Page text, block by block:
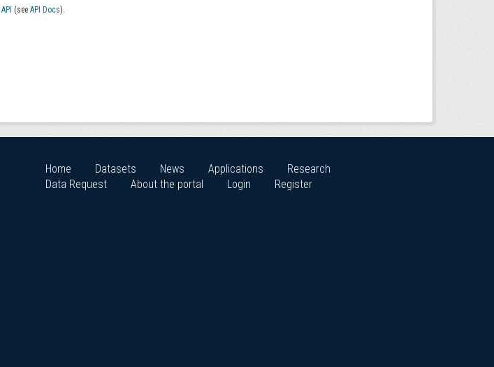
API (see API Docs).
Home Datasets News Applications
Research
Data Request
About the portal Login Register